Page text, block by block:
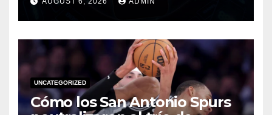
UNCATEGORIZED
Cómo los San Antonio Spurs